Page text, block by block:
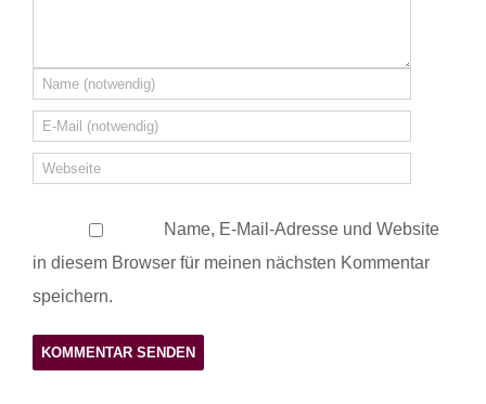
Name, E-Mail-Adresse und Website
in diesem Browser für meinen nächsten Kommentar
speichern.